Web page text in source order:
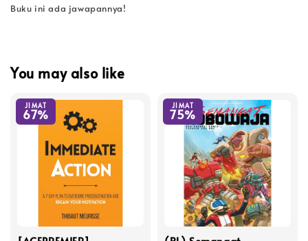
Buku ini ada jawapannya!
You may also like
JIMAT
67%
JIMAT
75%